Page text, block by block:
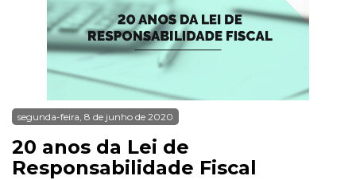
segunda-feira, 8 de junho de 2020
20 anos da Lei de
Responsabilidade Fiscal